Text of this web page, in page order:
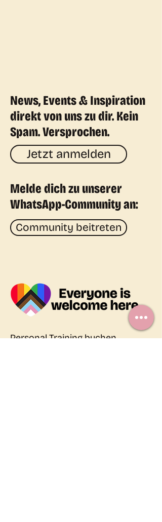
News, Events & Inspiration
direkt von uns zu dir. Kein
Spam. Versprochen.
Jetzt anmelden
Melde dich zu unserer
WhatsApp-Community an:
Community beitreten
Personal Training buchen